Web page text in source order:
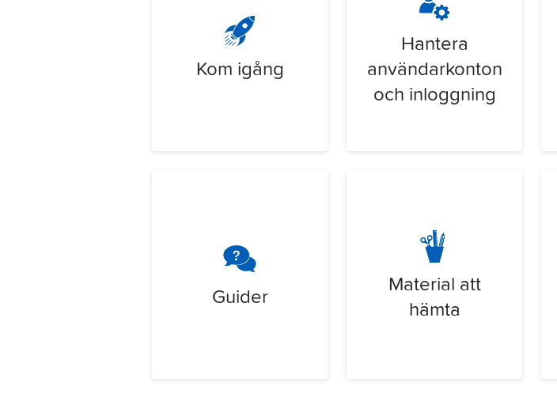
Kom igång
Hantera
användarkonton
och inloggning
Guider
Material att
hämta